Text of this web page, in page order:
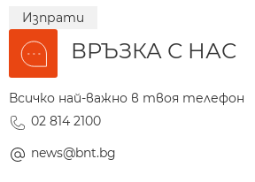
Изпрати
ВРЪЗКА С НАС
Всичко най-важно в твоя телефон
02 814 2100
news@bnt.bg